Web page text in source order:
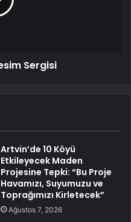
Sergisi
Artvin’de 10 Köyü
Etkileyecek Maden
Projesine Tepki: “Bu Proje
Havamızı, Suyumuzu ve
Toprağımızı Kirletecek”
Ağustos 7, 2026